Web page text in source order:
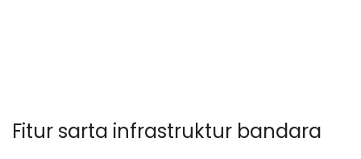
Fitur sarta infrastruktur bandara